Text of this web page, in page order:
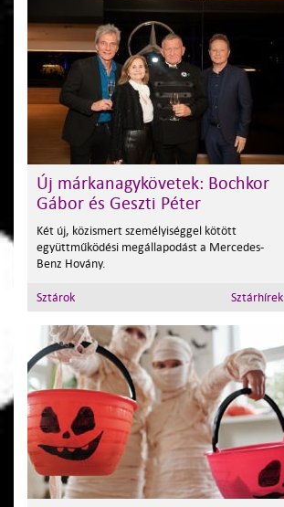
Új márkanagykövetek: Bochkor
Gábor és Geszti Péter
Két új, közismert személyiséggel kötött
együttműködési megállapodást a Mercedes-
Benz Hovány.
Sztárok Sztárhírek